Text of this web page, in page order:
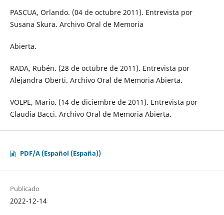
PASCUA, Orlando. (04 de octubre 2011). Entrevista por
Susana Skura. Archivo Oral de Memoria
Abierta.
RADA, Rubén. (28 de octubre de 2011). Entrevista por
Alejandra Oberti. Archivo Oral de Memoria Abierta.
VOLPE, Mario. (14 de diciembre de 2011). Entrevista por
Claudia Bacci. Archivo Oral de Memoria Abierta.
PDF/A (Español (España))
Publicado
2022-12-14